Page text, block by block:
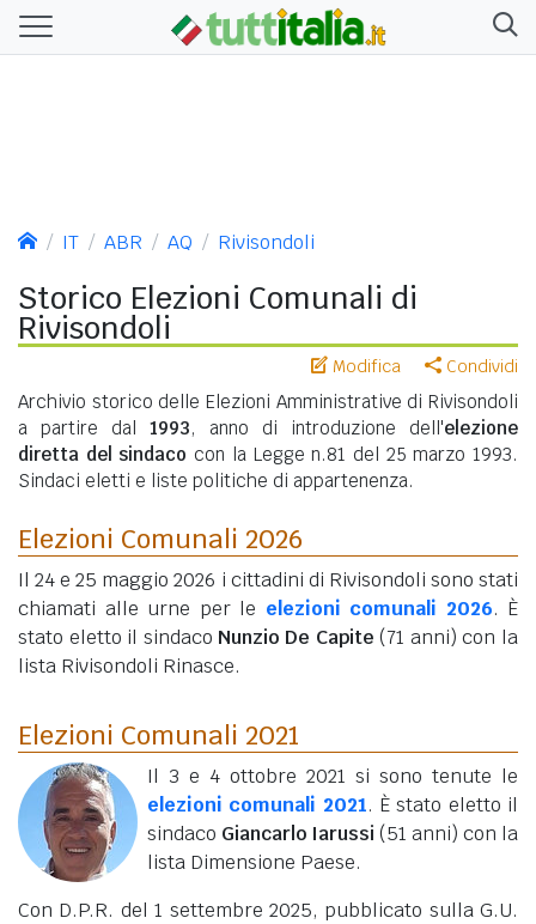
IT ABR AQ Rivisondoli
Storico Elezioni Comunali di
Rivisondoli
Modifica Condividi
Archivio storico delle Elezioni Amministrative di Rivisondoli
a partire dal 1993, anno di introduzione dell'elezione
diretta del sindaco con la Legge n.81 del 25 marzo 1993.
Sindaci eletti e liste politiche di appartenenza.
Elezioni Comunali 2026
Il 24 e 25 maggio 2026 i cittadini di Rivisondoli sono stati
chiamati alle urne per le elezioni comunali 2026. È
stato eletto il sindaco Nunzio De Capite (71 anni) con la
lista Rivisondoli Rinasce.
Elezioni Comunali 2021
Il 3 e 4 ottobre 2021 si sono tenute le
elezioni comunali 2021. È stato eletto il
sindaco Giancarlo Iarussi (51 anni) con la
lista Dimensione Paese.
Con D.P.R. del 1 settembre 2025, pubblicato sulla G.U.